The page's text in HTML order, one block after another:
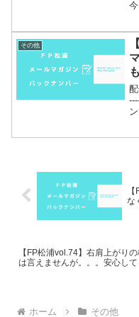
その他
な
【FP松浦vol.74】右肩上がり
は言えませんが。。。安心し
ホーム その他